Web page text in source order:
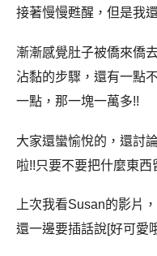
接著慢慢甦醒，但是我
漸漸感覺肚子被僑來僑
沾黏的步驟，還有一點
一點，那一塊一萬多!!
大家還蠻愉悅的，還討
啦!!只要不要把什麼東西
上次我看Susan的影片
還一邊要插話說[好可愛